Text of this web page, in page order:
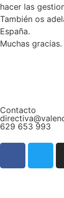
hacer las
También os
España.
Muchas
Contacto
629 653 993